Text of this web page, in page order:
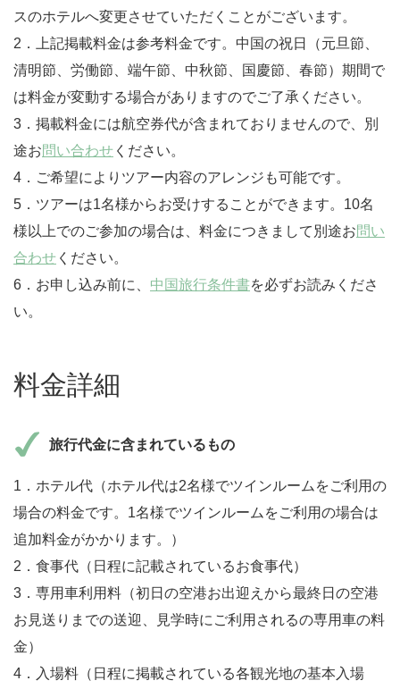
スのホテルへ変更させていただくことがございます。
2．上記掲載料金は参考料金です。中国の祝日（元旦節、
清明節、労働節、端午節、中秋節、国慶節、春節）期間で
は料金が変動する場合がありますのでご了承ください。
3．掲載料金には航空券代が含まれておりませんので、別
途お問い合わせ ください。
4．ご希望によりツアー内容のアレンジも可能です。
5．ツアーは1名様からお受けすることができます。10名
様以上でのご参加の場合は、料金につきまして別途お問い
合わせ ください。
6．お申し込み前に、 中国旅行条件書を必ずお読みくださ
い。
料金詳細
旅行代金に含まれているもの
1．ホテル代（ホテル代は2名様でツインルームをご利用の
場合の料金です。1名様でツインルームをご利用の場合は
追加料金がかかります。）
2．食事代（日程に記載されているお食事代）
3．専用車利用料（初日の空港お出迎えから最終日の空港
お見送りまでの送迎、見学時にご利用されるの専用車の料
金）
4．入場料（日程に掲載されている各観光地の基本入場